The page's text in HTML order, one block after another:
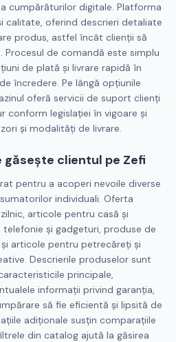
cumpărăturilor digitale. Platforma
calitate, oferind descrieri detaliate
produs, astfel încât clienții să
de comandă este simplu
de plată și livrare rapidă în
încredere. Pe lângă opțiunile
oferă servicii de suport clienți
conform legislației în vigoare și
și modalități de livrare.
găsește clientul pe Zefi
pentru a acoperi nevoile diverse
individuali. Oferta
articole pentru casă și
și gadgeturi, produse de
articole pentru petrecăreți și
Descrierile produselor sunt
principale,
informații privind garanția,
să fie eficientă și lipsită de
adiționale susțin comparațiile
din catalog ajută la găsirea